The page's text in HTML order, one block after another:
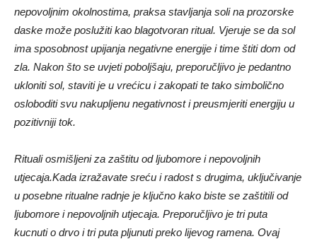
nepovoljnim okolnostima, praksa stavljanja soli na prozorske
daske može poslužiti kao blagotvoran ritual. Vjeruje se da sol
ima sposobnost upijanja negativne energije i time štiti dom od
zla. Nakon što se uvjeti poboljšaju, preporučljivo je pedantno
ukloniti sol, staviti je u vrećicu i zakopati te tako simbolično
osloboditi svu nakupljenu negativnost i preusmjeriti energiju u
pozitivniji tok.
Rituali osmišljeni za zaštitu od ljubomore i nepovoljnih
utjecaja.Kada izražavate sreću i radost s drugima, uključivanje
u posebne ritualne radnje je ključno kako biste se zaštitili od
ljubomore i nepovoljnih utjecaja. Preporučljivo je tri puta
kucnuti o drvo i tri puta pljunuti preko lijevog ramena. Ovaj